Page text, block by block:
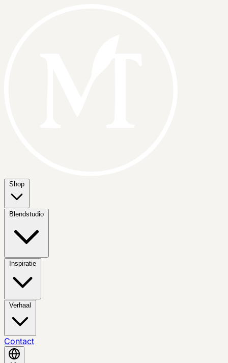
Shop
Blendstudio
Inspiratie
Verhaal
Contact